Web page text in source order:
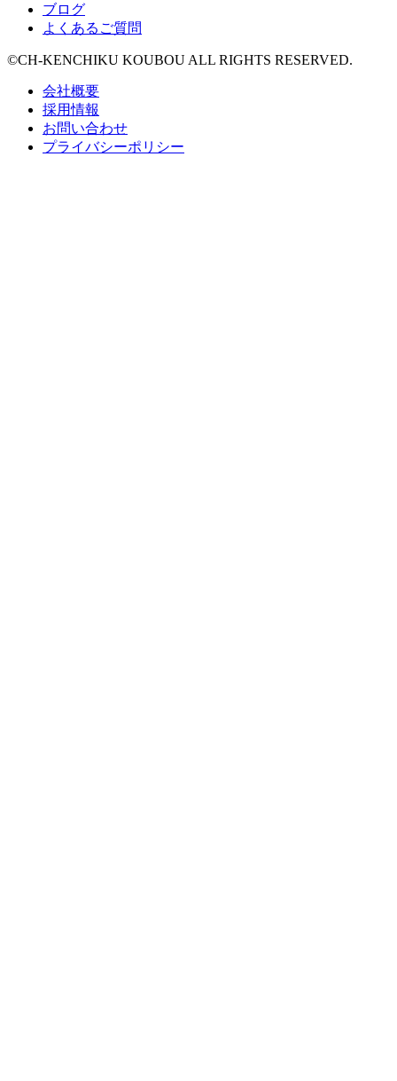
ブログ
よくあるご質問
©CH-KENCHIKU KOUBOU ALL RIGHTS RESERVED.
会社概要
採用情報
お問い合わせ
プライバシーポリシー